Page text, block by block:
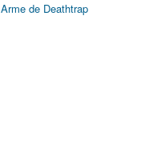
Arme de Deathtrap